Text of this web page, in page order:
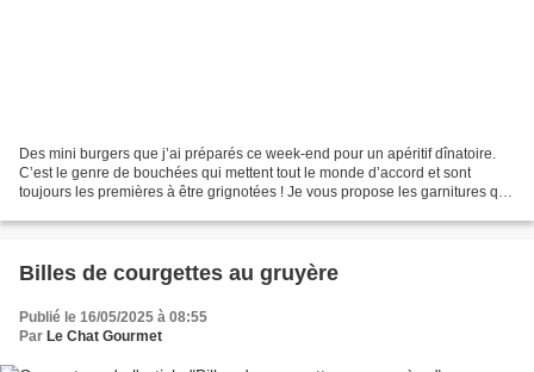
Des mini burgers que j’ai préparés ce week-end pour un apéritif dînatoire.
C’est le genre de bouchées qui mettent tout le monde d’accord et sont
toujours les premières à être grignotées ! Je vous propose les garnitures que
Billes de courgettes au gruyère
Publié le 16/05/2025 à 08:55
Par Le Chat Gourmet